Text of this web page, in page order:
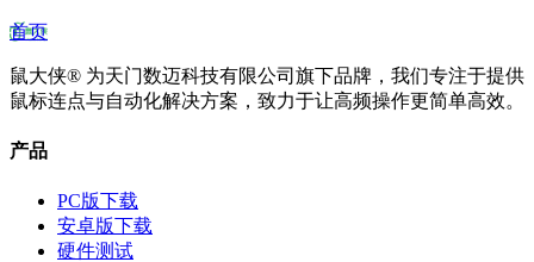
首页
鼠大侠® 为天门数迈科技有限公司旗下品牌，我们专注于提供
鼠标连点与自动化解决方案，致力于让高频操作更简单高效。
产品
PC版下载
安卓版下载
硬件测试